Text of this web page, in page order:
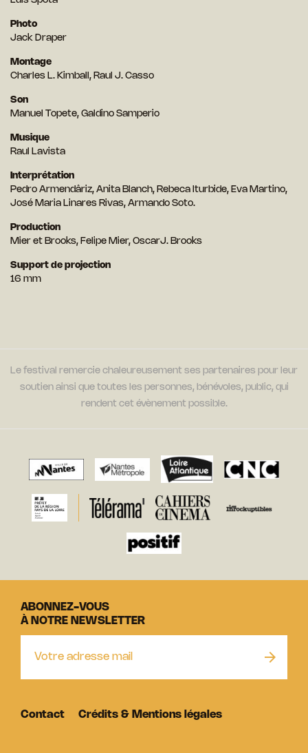
Photo
Jack Draper
Montage
Charles L. Kimball, Raul J. Casso
Son
Manuel Topete, Galdino Samperio
Musique
Raul Lavista
Interprétation
Pedro Armendâriz, Anita Blanch, Rebeca Iturbide, Eva Martino,
José Maria Linares Rivas, Armando Soto.
Production
Mier et Brooks, Felipe Mier, OscarJ. Brooks
Support de projection
16 mm
Le festival remercie chaleureusement ses partenaires pour leur
soutien ainsi que toutes les personnes, bénévoles, public, qui
rendent cet évènement possible.
ABONNEZ-VOUS
À NOTRE NEWSLETTER
Contact Crédits & Mentions légales